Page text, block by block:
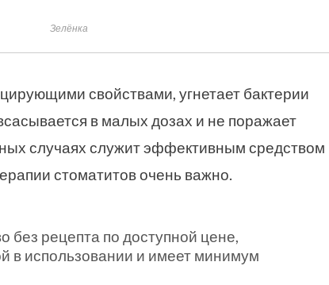
Зелёнка
свойствами, угнетает бактерии
в малых дозах и не поражает
случаях служит эффективным средством
стоматитов очень важно.
без рецепта по доступной цене,
в использовании и имеет минимум